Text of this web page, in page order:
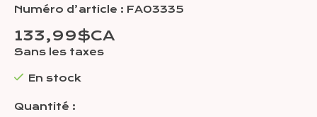
Numéro d’article : FA03335
133,99$CA
Sans les taxes
En stock
Quantité :